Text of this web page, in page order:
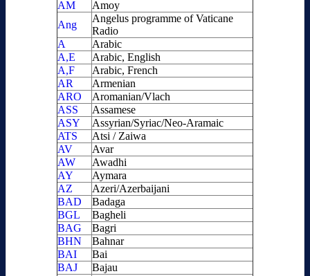
AM
Amoy
Ang
Angelus programme of Vaticane
Radio
A
Arabic
A,E
Arabic, English
A,F
Arabic, French
AR
Armenian
ARO
Aromanian/Vlach
ASS
Assamese
ASY
Assyrian/Syriac/Neo-Aramaic
ATS
Atsi / Zaiwa
AV
Avar
AW
Awadhi
AY
Aymara
AZ
Azeri/Azerbaijani
BAD
Badaga
BGL
Bagheli
BAG
Bagri
BHN
Bahnar
BAI
Bai
BAJ
Bajau